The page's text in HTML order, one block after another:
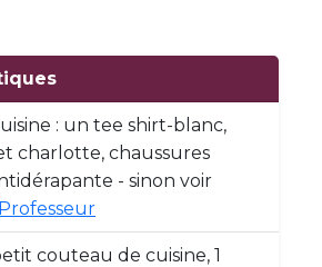
: un tee shirt-blanc,
charlotte, chaussures
- sinon voir
couteau de cuisine, 1